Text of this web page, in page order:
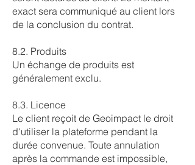
exact sera communiqué au client lors
de la conclusion du contrat.
8.2. Produits
Un échange de produits est
généralement exclu.
8.3. Licence
Le client reçoit de Geoimpact le droit
d'utiliser la plateforme pendant la
durée convenue. Toute annulation
après la commande est impossible,